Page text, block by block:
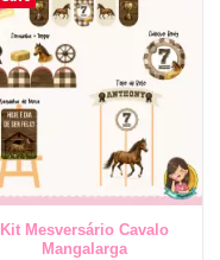
Kit Mesversário Cavalo
Mangalarga